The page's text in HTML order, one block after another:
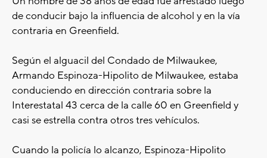
de conducir bajo la influencia de alcohol y en la vía
contraria en Greenfield.
Según el alguacil del Condado de Milwaukee,
Armando Espinoza-Hipolito de Milwaukee, estaba
conduciendo en dirección contraria sobre la
Interestatal 43 cerca de la calle 60 en Greenfield y
casi se estrella contra otros tres vehículos.
Cuando la policía lo alcanzo, Espinoza-Hipolito